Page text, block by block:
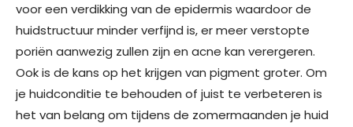
voor een verdikking van de epidermis waardoor de
huidstructuur minder verfijnd is, er meer verstopte
poriën aanwezig zullen zijn en acne kan verergeren.
Ook is de kans op het krijgen van pigment groter. Om
je huidconditie te behouden of juist te verbeteren is
het van belang om tijdens de zomermaanden je huid